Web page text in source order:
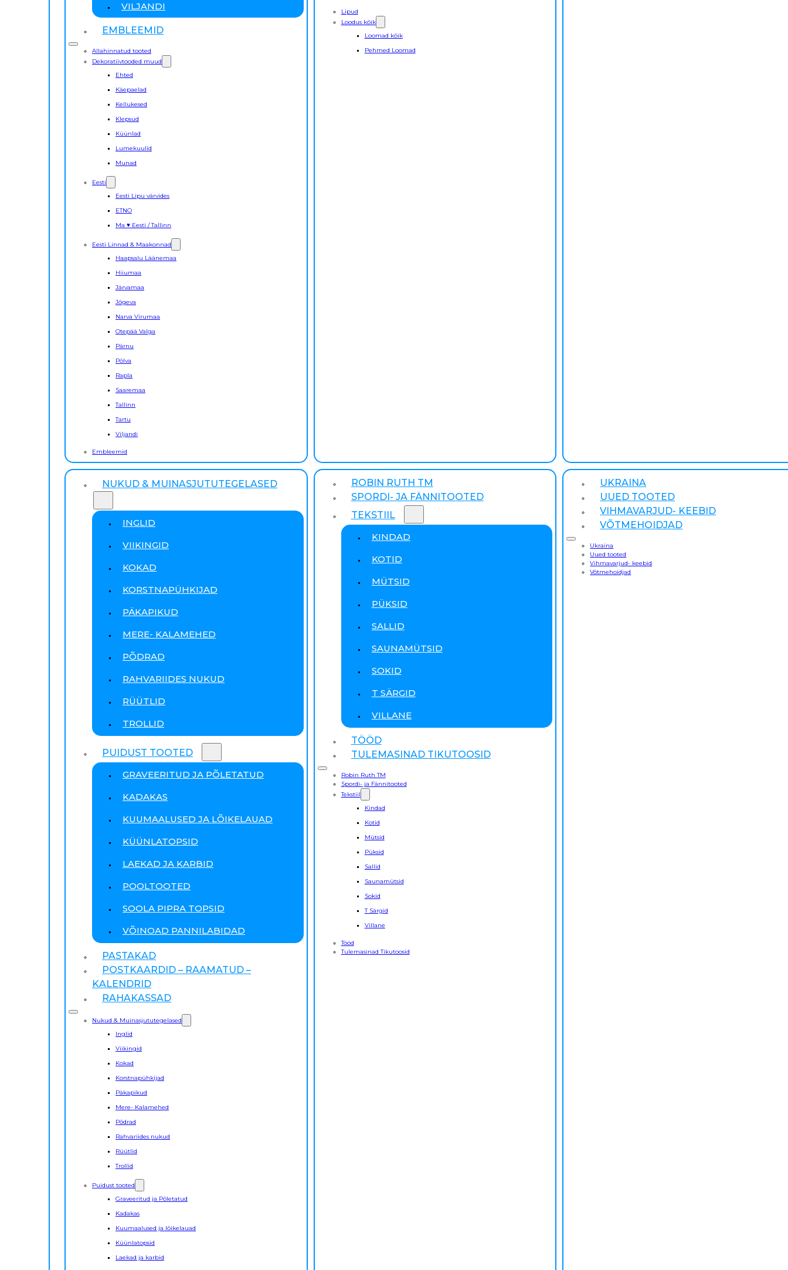
VILJANDI
EMBLEEMID
Allahinnatud tooted
Dekoratiivtooded muud
Ehted
Käepaelad
Kellukesed
Klepsud
Küünlad
Lumekuulid
Munad
Eesti
Eesti Lipu värvides
ETNO
Ma ♥ Eesti / Tallinn
Eesti Linnad & Maakonnad
Haapsalu Läänemaa
Hiiumaa
Järvamaa
Jõgeva
Narva Virumaa
Otepää Valga
Pärnu
Põlva
Rapla
Saaremaa
Tallinn
Tartu
Viljandi
Embleemid
Lipud
Loodus kõik
Loomad kõik
Pehmed Loomad
NUKUD & MUINASJUTUTEGELASED
INGLID
VIIKINGID
KOKAD
KORSTNAPÜHKIJAD
PÄKAPIKUD
MERE- KALAMEHED
PÕDRAD
RAHVARIIDES NUKUD
RÜÜTLID
TROLLID
PUIDUST TOOTED
GRAVEERITUD JA PÕLETATUD
KADAKAS
KUUMAALUSED JA LÕIKELAUAD
KÜÜNLATOPSID
LAEKAD JA KARBID
POOLTOOTED
SOOLA PIPRA TOPSID
VÕINOAD PANNILABIDAD
PASTAKAD
POSTKAARDID – RAAMATUD –
KALENDRID
RAHAKASSAD
Nukud & Muinasjututegelased
Inglid
Viikingid
Kokad
Korstnapühkijad
Päkapikud
Mere- Kalamehed
Põdrad
Rahvariides nukud
Rüütlid
Trollid
Puidust tooted
Graveeritud ja Põletatud
Kadakas
Kuumaalused ja lõikelauad
Küünlatopsid
Laekad ja karbid
ROBIN RUTH TM
SPORDI- JA FÄNNITOOTED
TEKSTIIL
KINDAD
KOTID
MÜTSID
PÜKSID
SALLID
SAUNAMÜTSID
SOKID
T SÄRGID
VILLANE
TÖÖD
TULEMASINAD TIKUTOOSID
Robin Ruth TM
Spordi- ja Fännitooted
Tekstiil
Kindad
Kotid
Mütsid
Püksid
Sallid
Saunamütsid
Sokid
T Särgid
Villane
Tööd
Tulemasinad Tikutoosid
UKRAINA
UUED TOOTED
VIHMAVARJUD- KEEBID
VÕTMEHOIDJAD
Ukraina
Uued tooted
Vihmavarjud- keebid
Võtmehoidjad